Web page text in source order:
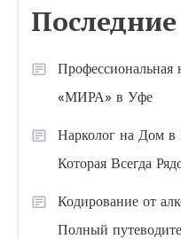
Профессиональная
«МИРА» в Уфе
Нарколог на Дом
Которая Всегда
Кодирование от
Полный